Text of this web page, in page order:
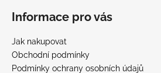
Informace pro vás
Jak nakupovat
Obchodní podmínky
Podmínky ochrany osobních údajů